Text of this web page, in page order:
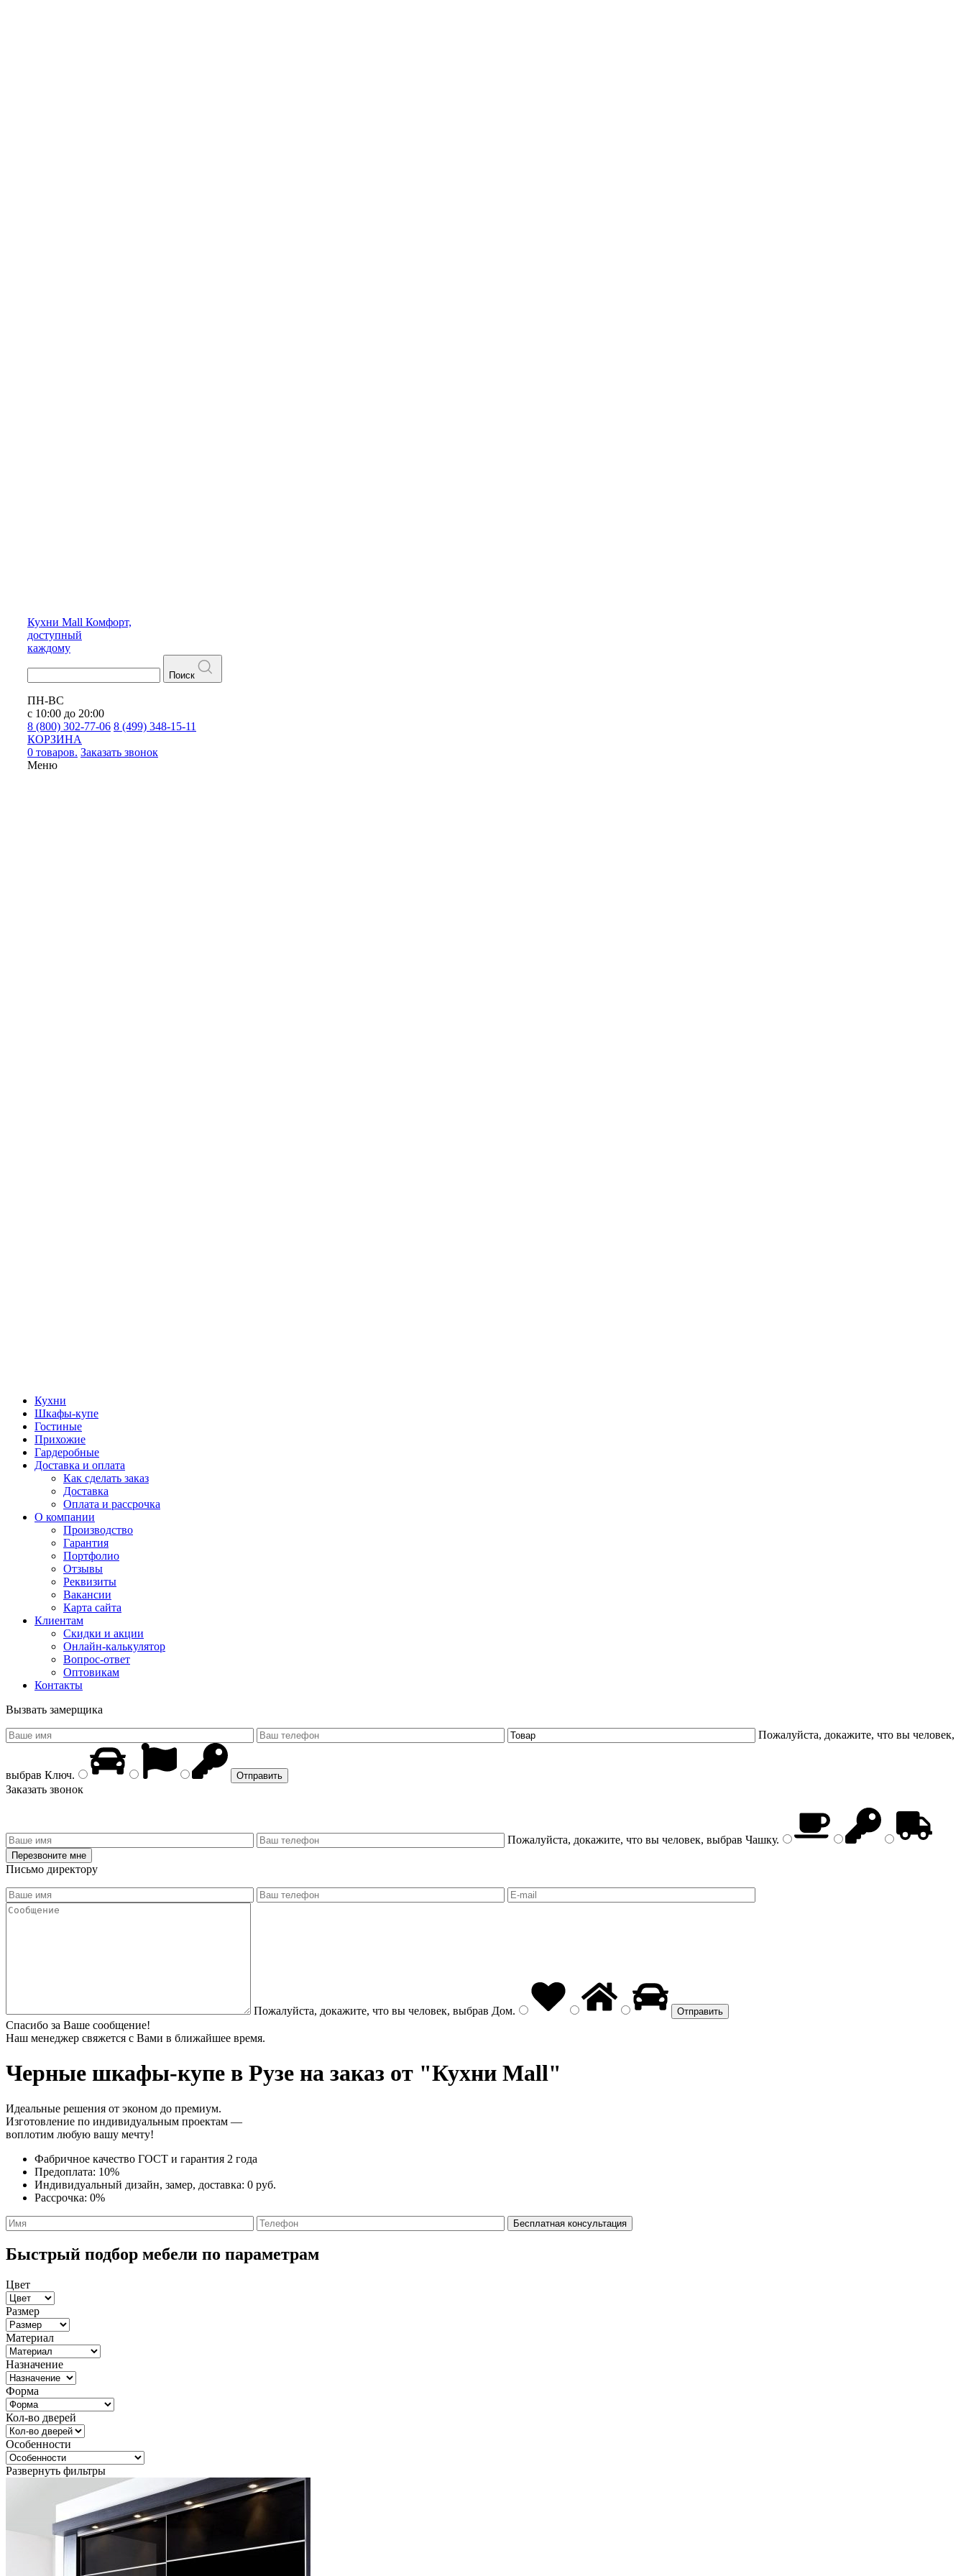
Кухни Mall Комфорт,
доступный
каждому
Поиск
ПН-ВС
с 10:00 до 20:00
8 (800) 302-77-06 8 (499) 348-15-11
КОРЗИНА
0 товаров. Заказать звонок
Меню
Кухни
Шкафы-купе
Гостиные
Прихожие
Гардеробные
Доставка и оплата
Как сделать заказ
Доставка
Оплата и рассрочка
О компании
Производство
Гарантия
Портфолио
Отзывы
Реквизиты
Вакансии
Карта сайта
Клиентам
Скидки и акции
Онлайн-калькулятор
Вопрос-ответ
Оптовикам
Контакты
Вызвать замерщика
Пожалуйста, докажите, что вы человек,
выбрав Ключ.
Заказать звонок
Пожалуйста, докажите, что вы человек, выбрав Чашку.
Письмо директору
Пожалуйста, докажите, что вы человек, выбрав Дом.
Спасибо за Ваше сообщение!
Наш менеджер свяжется с Вами в ближайшее время.
Черные шкафы-купе в Рузе на заказ от "Кухни Mall"
Идеальные решения от эконом до премиум.
Изготовление по индивидуальным проектам —
воплотим любую вашу мечту!
Фабричное качество ГОСТ и гарантия 2 года
Предоплата: 10%
Индивидуальный дизайн, замер, доставка: 0 руб.
Рассрочка: 0%
Быстрый подбор мебели по параметрам
Цвет
Размер
Материал
Назначение
Форма
Кол-во дверей
Особенности
Развернуть фильтры